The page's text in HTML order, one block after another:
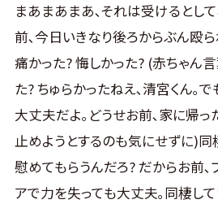
まあまあまあ､それは受けるとし
前､今日いきなり後ろからぶん殴
痛かった? 悔しかった? (赤ちゃん
た? ちゅらかったねえ､清宮くん｡
大丈夫だよ｡どうせお前､家に帰っ
止めようとするのも気にせずに)同
慰めてもらうんだろ? だからお前､
アで力を失っても大丈夫｡同棲し